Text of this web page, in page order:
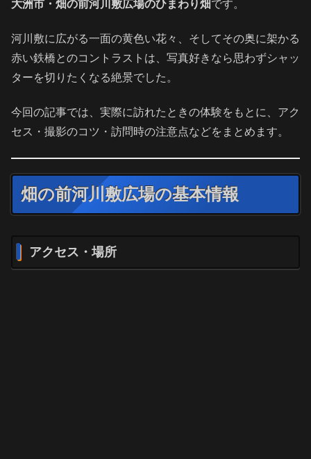
大洲市・畑の前河川敷広場のひまわり畑です。
河川敷に広がる一面の黄色い花々、そしてその奥に架かる
赤い鉄橋とのコントラストは、写真好きなら思わずシャッ
ターを切りたくなる絶景でした。
今回の記事では、実際に訪れたときの体験をもとに、アク
セス・撮影のコツ・訪問時の注意点などをまとめます。
畑の前河川敷広場の基本情報
アクセス・場所